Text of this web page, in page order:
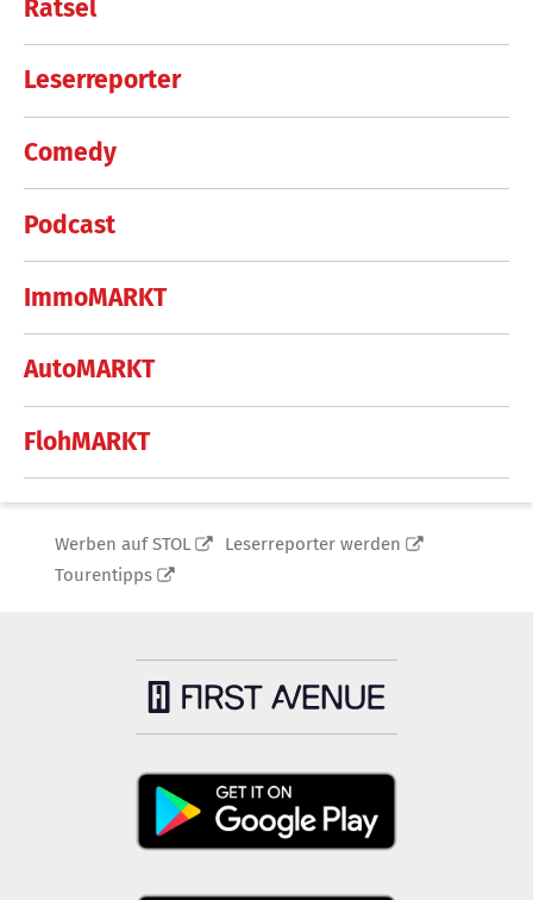
Rätsel
Leserreporter
Comedy
Podcast
ImmoMARKT
AutoMARKT
FlohMARKT
Werben auf STOL
Leserreporter werden
Tourentipps